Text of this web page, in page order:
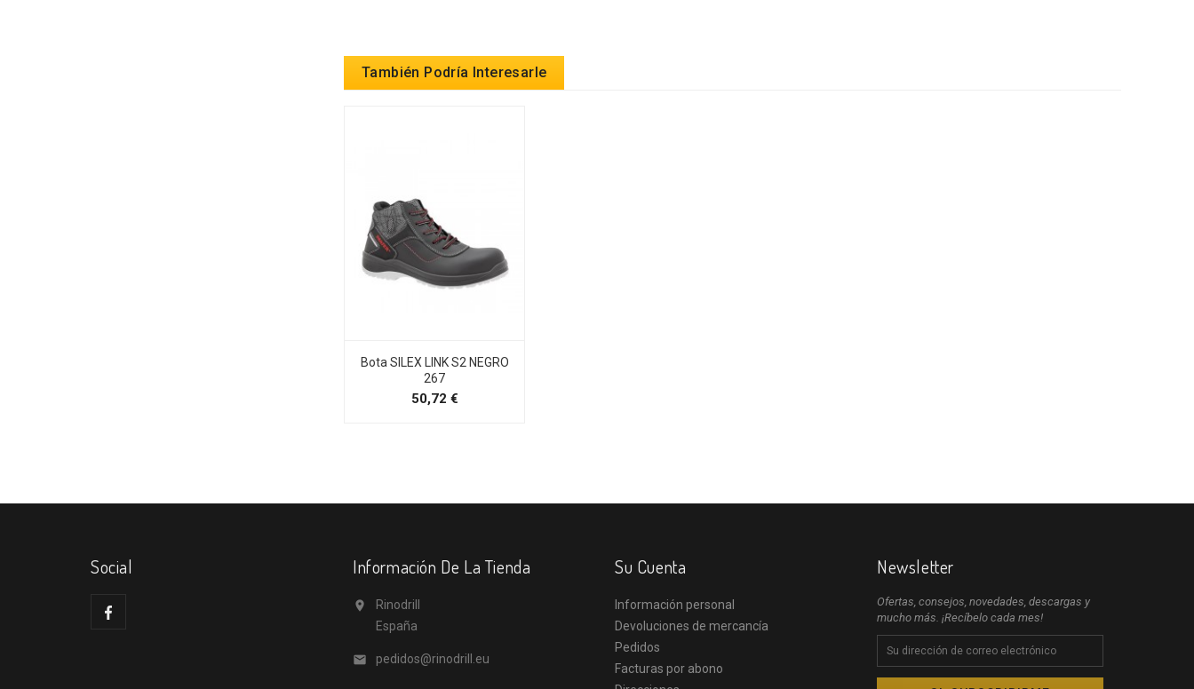
También Podría Interesarle
Bota SILEX LINK S2 NEGRO
267
50,72 €Precio
Social Información De La Tienda

Rinodrill
España
 pedidos@rinodrill.eu
Su Cuenta
Información personal
Devoluciones de mercancía
Pedidos
Facturas por abono
Newsletter
Ofertas, consejos, novedades, descargas y
mucho más. ¡Recíbelo cada mes!